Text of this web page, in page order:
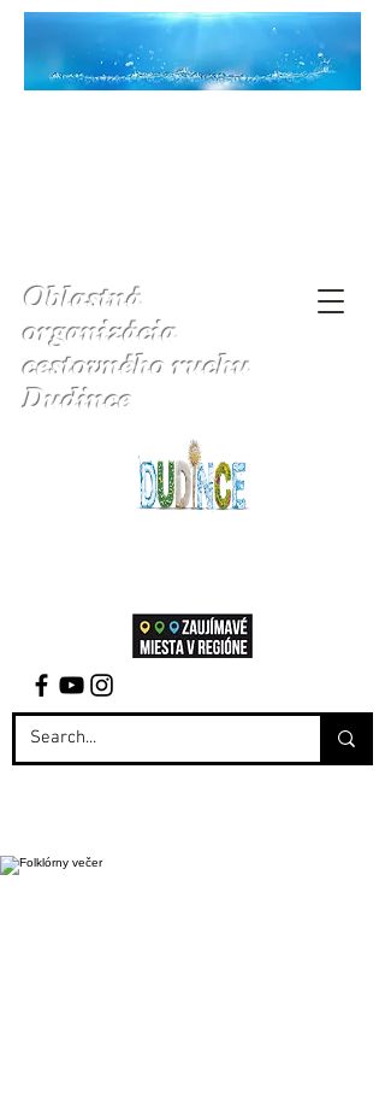
Oblastná
organizácia
cestovného ruchu
Dudince